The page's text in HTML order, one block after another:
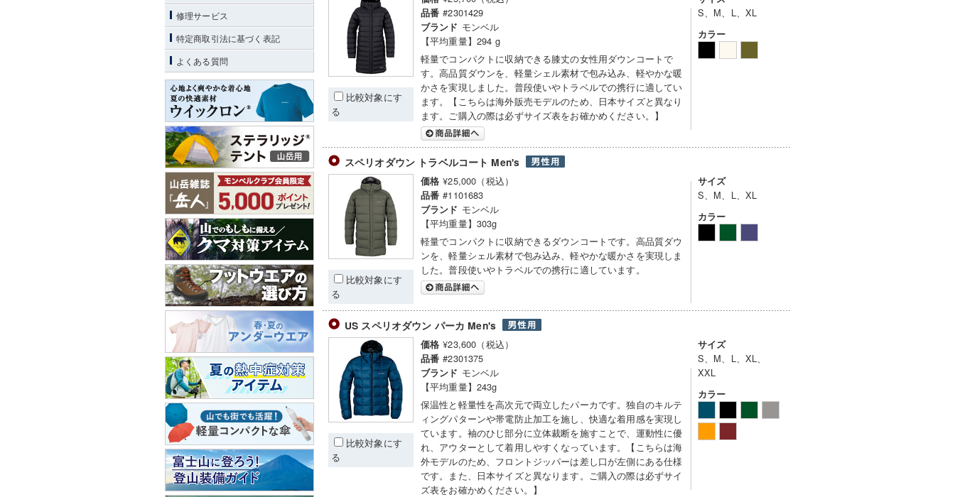
比較対象にす
る
品番 #2301429
ブランド モンベル
【平均重量】294 g
軽量でコンパクトに収納できる膝丈の女性用ダウンコートで
す。高品質ダウンを、軽量シェル素材で包み込み、軽やかな暖
かさを実現しました。普段使いやトラベルでの携行に適してい
ます。【こちらは海外販売モデルのため、日本サイズと異なり
ます。ご購入の際は必ずサイズ表をお確かめください。】
S、M、L、XL
カラー
スペリオダウン トラベルコート Men's
比較対象にす
る
価格 ¥25,000（税込）
品番 #1101683
ブランド モンベル
【平均重量】303g
軽量でコンパクトに収納できるダウンコートです。高品質ダウ
ンを、軽量シェル素材で包み込み、軽やかな暖かさを実現しま
した。普段使いやトラベルでの携行に適しています。
サイズ
S、M、L、XL
カラー
US スペリオダウン パーカ Men's
比較対象にす
る
価格 ¥23,600（税込）
品番 #2301375
ブランド モンベル
【平均重量】243g
保温性と軽量性を高次元で両立したパーカです。独自のキルテ
ィングパターンや帯電防止加工を施し、快適な着用感を実現し
ています。袖のひじ部分に立体裁断を施すことで、運動性に優
れ、アウターとして着用しやすくなっています。【こちらは海
外モデルのため、フロントジッパーは差し口が左側にある仕様
です。また、日本サイズと異なります。ご購入の際は必ずサイ
ズ表をお確かめください。】
サイズ
S、M、L、XL、
XXL
カラー
修理サービス
特定商取引法に基づく表記
よくある質問